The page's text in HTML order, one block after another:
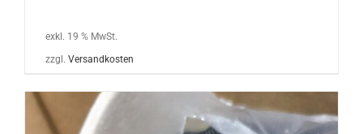
exkl. 19 % MwSt.
zzgl. Versandkosten